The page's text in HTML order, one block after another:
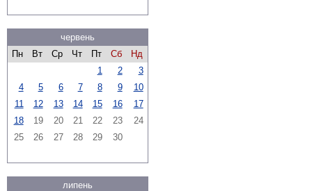
червень
Пн
Вт Ср Чт Пт Сб
Нд
1
2
3
4
5 6 7 8 9
10
11
12 13 14 15 16
17
18
19 20 21 22 23
24
25
26 27 28 29 30
липень